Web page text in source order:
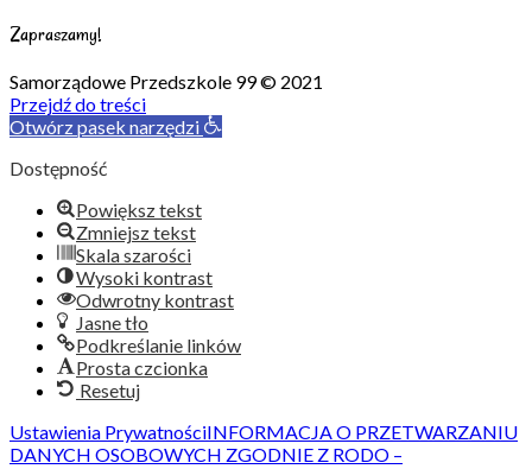
Zapraszamy!
Samorządowe Przedszkole 99 © 2021
Przejdź do treści
Otwórz pasek narzędzi
Dostępność
Powiększ tekst
Zmniejsz tekst
Skala szarości
Wysoki kontrast
Odwrotny kontrast
Jasne tło
Podkreślanie linków
Prosta czcionka
Resetuj
Ustawienia PrywatnościINFORMACJA O PRZETWARZANIU
DANYCH OSOBOWYCH ZGODNIE Z RODO –